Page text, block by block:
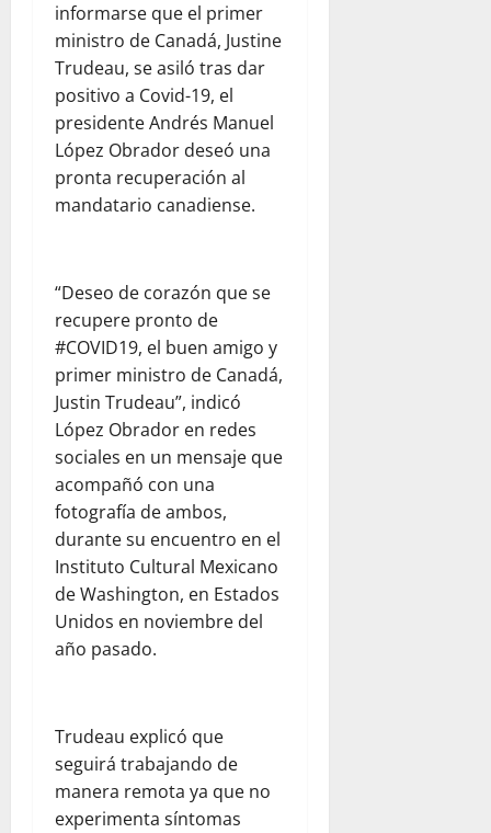
informarse que el primer
ministro de Canadá, Justine
Trudeau, se asiló tras dar
positivo a Covid-19, el
presidente Andrés Manuel
López Obrador deseó una
pronta recuperación al
mandatario canadiense.
“Deseo de corazón que se
recupere pronto de
#COVID19, el buen amigo y
primer ministro de Canadá,
Justin Trudeau”, indicó
López Obrador en redes
sociales en un mensaje que
acompañó con una
fotografía de ambos,
durante su encuentro en el
Instituto Cultural Mexicano
de Washington, en Estados
Unidos en noviembre del
año pasado.
Trudeau explicó que
seguirá trabajando de
manera remota ya que no
experimenta síntomas